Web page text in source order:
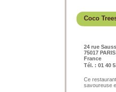
Coco
24 rue
75017 PARIS
France
Tél. : 01 40
Ce
savoureuse